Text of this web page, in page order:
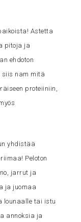
Astetta
pitoja ja
ehdoton
siis nam mitä
proteiiniin,
yhdistää
Peloton
jarrut ja
ja juomaa
lounaalle tai istu
annoksia ja